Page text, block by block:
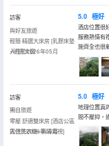
訪客
與好友旅遊
輕簡·精選大床房 [乳膠床墊
+明亮大窗
入住於2026年05月
5.0 極好
酒店位置很
服務熱情有
施齊全也很
訪客
獨自旅遊
零壓·舒適雙床房 [酒店公區
提供洗衣機+高清電視]
入住於2026年05月
5.0 極好
地理位置真
間不壓抑，